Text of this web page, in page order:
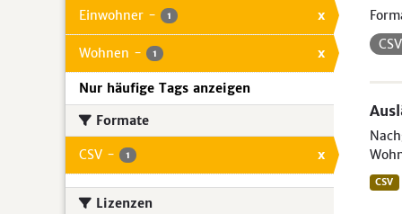
Einwohner - 1 x
Wohnen - 1 x
Nur häufige Tags anzeigen
Formate
CSV - 1 x
Lizenzen
CSV
CSV